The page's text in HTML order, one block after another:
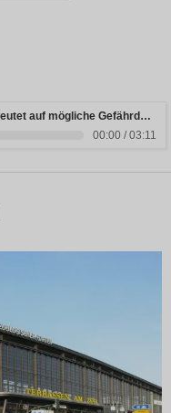
Drohnenvorfall in Leipzig: Vorfall deutet auf mögliche Gefährdung hin
00:00 / 03:11